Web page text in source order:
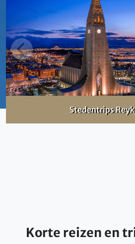
Stedentrips
Korte reizen en